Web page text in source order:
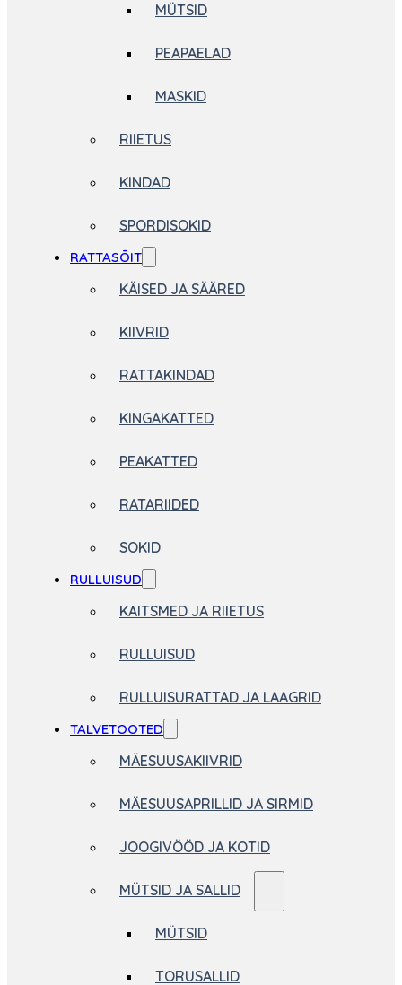
MÜTSID
PEAPAELAD
MASKID
RIIETUS
KINDAD
SPORDISOKID
RATTASÕIT
KÄISED JA SÄÄRED
KIIVRID
RATTAKINDAD
KINGAKATTED
PEAKATTED
RATARIIDED
SOKID
RULLUISUD
KAITSMED JA RIIETUS
RULLUISUD
RULLUISURATTAD JA LAAGRID
TALVETOOTED
MÄESUUSAKIIVRID
MÄESUUSAPRILLID JA SIRMID
JOOGIVÖÖD JA KOTID
MÜTSID JA SALLID
MÜTSID
TORUSALLID